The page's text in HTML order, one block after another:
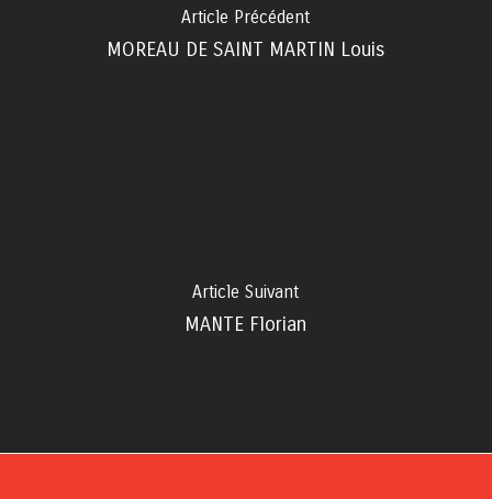
Article Précédent
MOREAU DE SAINT MARTIN Louis
Article Suivant
MANTE Florian